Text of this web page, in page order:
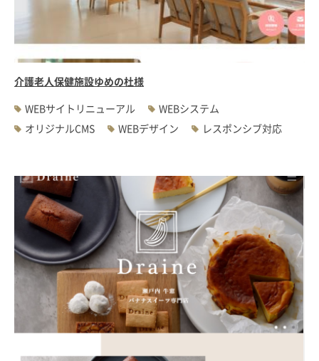
介護老人保健施設ゆめの杜様
WEBサイトリニューアル
WEBシステム
オリジナルCMS
WEBデザイン レスポンシブ対応